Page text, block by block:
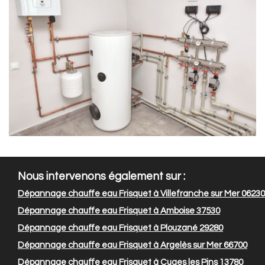
Nous intervenons également sur :
Dépannage chauffe eau Frisquet à Villefranche sur Mer 06230
Dépannage chauffe eau Frisquet à Amboise 37530
Dépannage chauffe eau Frisquet à Plouzané 29280
Dépannage chauffe eau Frisquet à Argelès sur Mer 66700
Dépannage chauffe eau Frisquet à Cuges les Pins 13780